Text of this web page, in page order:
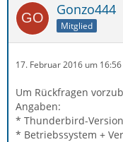
Gonzo444
Mitglied
17. Februar 2016 um 16:56
Um Rückfragen
Angaben:
* Thunderbird-
* Betriebssystem +